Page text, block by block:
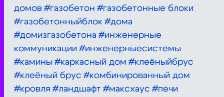
домов #газобетон #газобетонные блоки
#газобетонныйблок #дома
#домизгазобетона #инженерные
коммуникации #инженерныесистемы
#камины #каркасный дом #клеëныйбрус
#клеёный брус #комбинированный дом
#кровля #ландшафт #максхаус #печи